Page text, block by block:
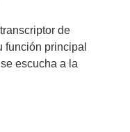
de
función principal
escucha a la